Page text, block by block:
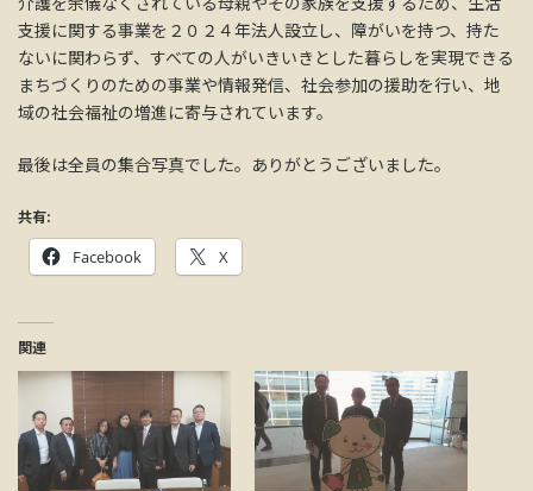
支援に関する事業を２０２４年法人設立し、障がいを持つ、持た
ないに関わらず、すべての人がいきいきとした暮らしを実現できる
まちづくりのための事業や情報発信、社会参加の援助を行い、地
域の社会福祉の増進に寄与されています。
最後は全員の集合写真でした。ありがとうございました。
共有:
Facebook X
関連